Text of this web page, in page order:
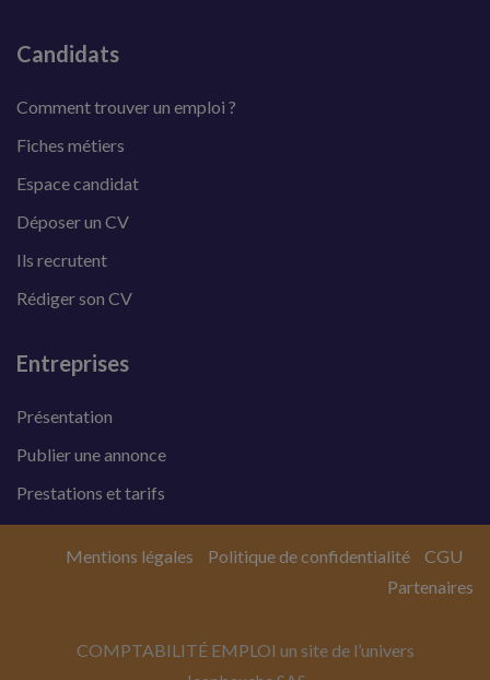
Candidats
Comment trouver un emploi ?
Fiches métiers
Espace candidat
Déposer un CV
Ils recrutent
Rédiger son CV
Entreprises
Présentation
Publier une annonce
Prestations et tarifs
COMPTABILITÉ EMPLOI un site de l’univers
Mentions légales Politique de confidentialité
CGU
Partenaires